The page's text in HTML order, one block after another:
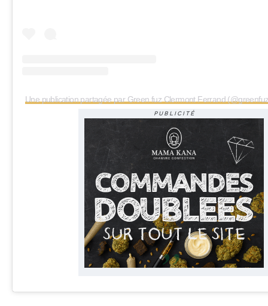
Une publication partagée par Green fuz Clermont Ferrand
PUBLICITÉ